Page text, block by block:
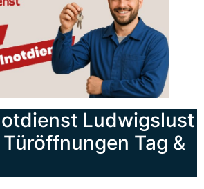
Ludwigslust
Tag &